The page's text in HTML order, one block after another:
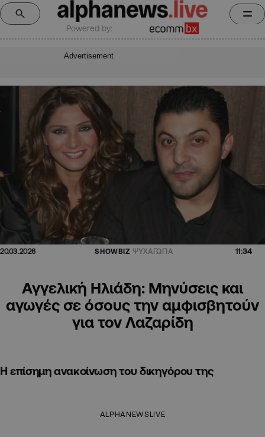
Powered by:
Advertisement
20.03.2026 SHOWBIZ ΨΥΧΑΓΩΓΙΑ 11:34
Αγγελική Ηλιάδη: Μηνύσεις και
αγωγές σε όσους την αμφισβητούν
για τον Λαζαρίδη
Η επίσημη ανακοίνωση του δικηγόρου της
ALPHANEWSLIVE